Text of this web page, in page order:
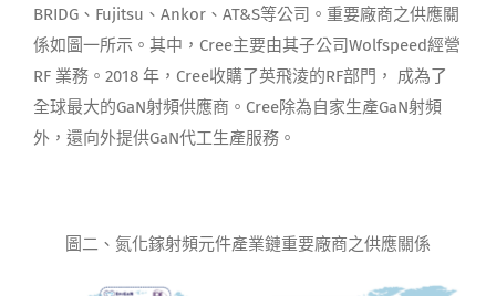
BRIDG、Fujitsu、Ankor、AT&S等公司。重要廠商之供應關
係如圖一所示。其中，Cree主要由其子公司Wolfspeed經營
RF 業務。2018 年，Cree收購了英飛淩的RF部門， 成為了
全球最大的GaN射頻供應商。Cree除為自家生產GaN射頻
外，還向外提供GaN代工生產服務。
圖二、氮化鎵射頻元件產業鏈重要廠商之供應關係